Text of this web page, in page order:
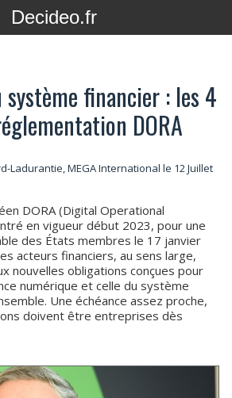
Decideo.fr
système financier : les 4
DORA
Ladurantie, MEGA International le 12 Juillet
DORA (Digital Operational
en vigueur début 2023, pour une
des États membres le 17 janvier
acteurs financiers, au sens large,
nouvelles obligations conçues pour
numérique et celle du système
Une échéance assez proche,
doivent être entreprises dès